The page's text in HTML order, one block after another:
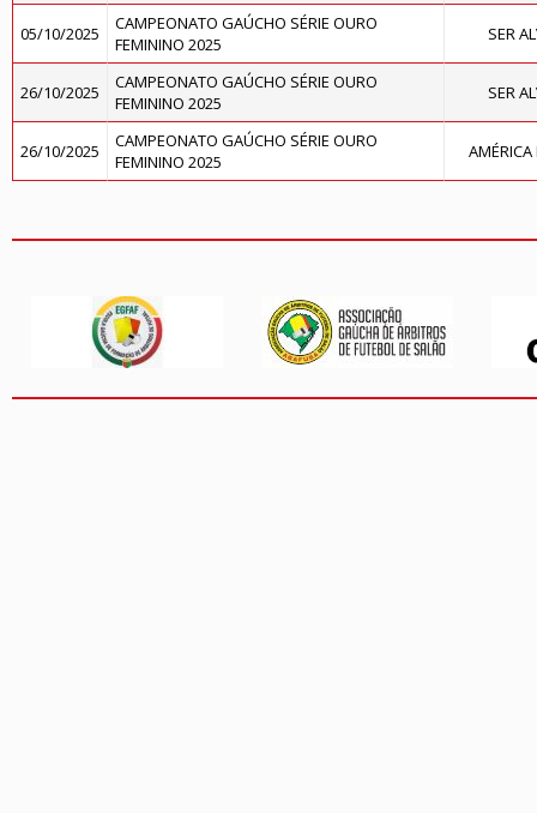
05/10/2025
CAMPEONATO GAÚCHO SÉRIE OURO
FEMININO 2025
SER
26/10/2025
CAMPEONATO GAÚCHO SÉRIE OURO
FEMININO 2025
SER
26/10/2025
CAMPEONATO GAÚCHO SÉRIE OURO
FEMININO 2025
AMÉRICA